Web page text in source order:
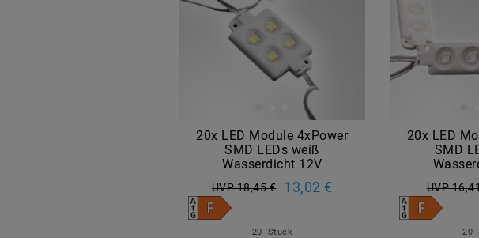
20x LED Module 4xPower
SMD LEDs weiß
Wasserdicht 12V
UVP 18,45 € 13,02 €
20 Stück
20x LED
SMD
UVP
20